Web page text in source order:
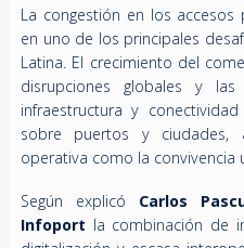
La congestión en los
en uno de los principales
Latina. El crecimiento del
disrupciones globales y
infraestructura y
sobre puertos y ciudades,
operativa como la convivencia
Según explicó Carlos
Infoport la combinación de